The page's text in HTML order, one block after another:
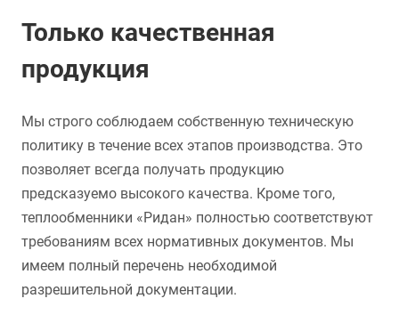
Только качественная
продукция
Мы строго соблюдаем собственную техническую
политику в течение всех этапов производства. Это
позволяет всегда получать продукцию
предсказуемо высокого качества. Кроме того,
теплообменники «Ридан» полностью соответствуют
требованиям всех нормативных документов. Мы
имеем полный перечень необходимой
разрешительной документации.